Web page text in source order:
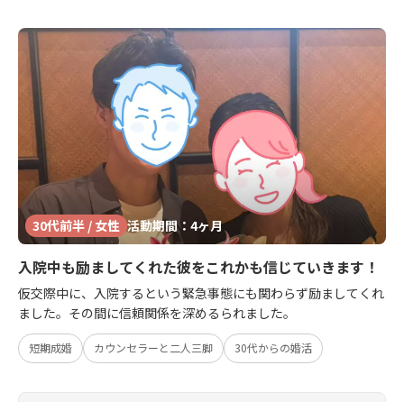
30代前半 / 女性 活動期間：4ヶ月
入院中も励ましてくれた彼をこれかも信じていきます！
仮交際中に、入院するという緊急事態にも関わらず励ましてくれ
ました。その間に信頼関係を深めるられました。
短期成婚 カウンセラーと二人三脚 30代からの婚活